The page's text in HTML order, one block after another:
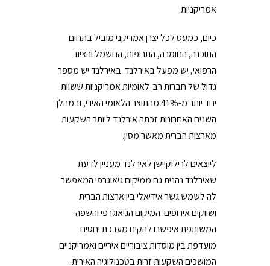
אמריקניות.
כיום, כמעט לכל יצרן אמריקני מוביל בתחום
התוכנה, החומרה, התרופות, החשמל והציוד
הרפואי, יש מפעל באירלנד. באירלנד יש מספר
גדול של חברות רב-לאומיות אמריקניות ששוות
יחד יותר מ-41% מהתוצר הלאומי האירי, ובמהלך
השנים האחרונות זכתה אירלנד ליותר השקעות
מארצות הברית מאשר מסין.
ליוצאים לרילוקיישן לאירלנד מעניין לדעת
שאירלנד נהנית גם ממיקום גיאוגרפי המאפשר
לה לשמש גשר אידיאלי בין ארצות הברית
ושווקים אירופים. המיקום הגיאוגרפי והשפה
המשותפת איפשרו להקים מערכת יחסים
מועדפת בין מוסדות ציבוריים איריים ואמריקניים
המושכים השקעות זרות בטכנולוגיה האירית.